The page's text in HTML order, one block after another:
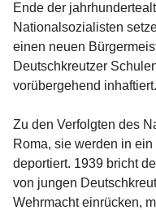
Ende der
Nationalsozialisten
einen neuen
Deutschkreutzer
vorübergehend inhaftiert.
Zu den Verfolgten des
Roma, sie werden in
deportiert. 1939 bricht
von jungen
Wehrmacht einrücken,